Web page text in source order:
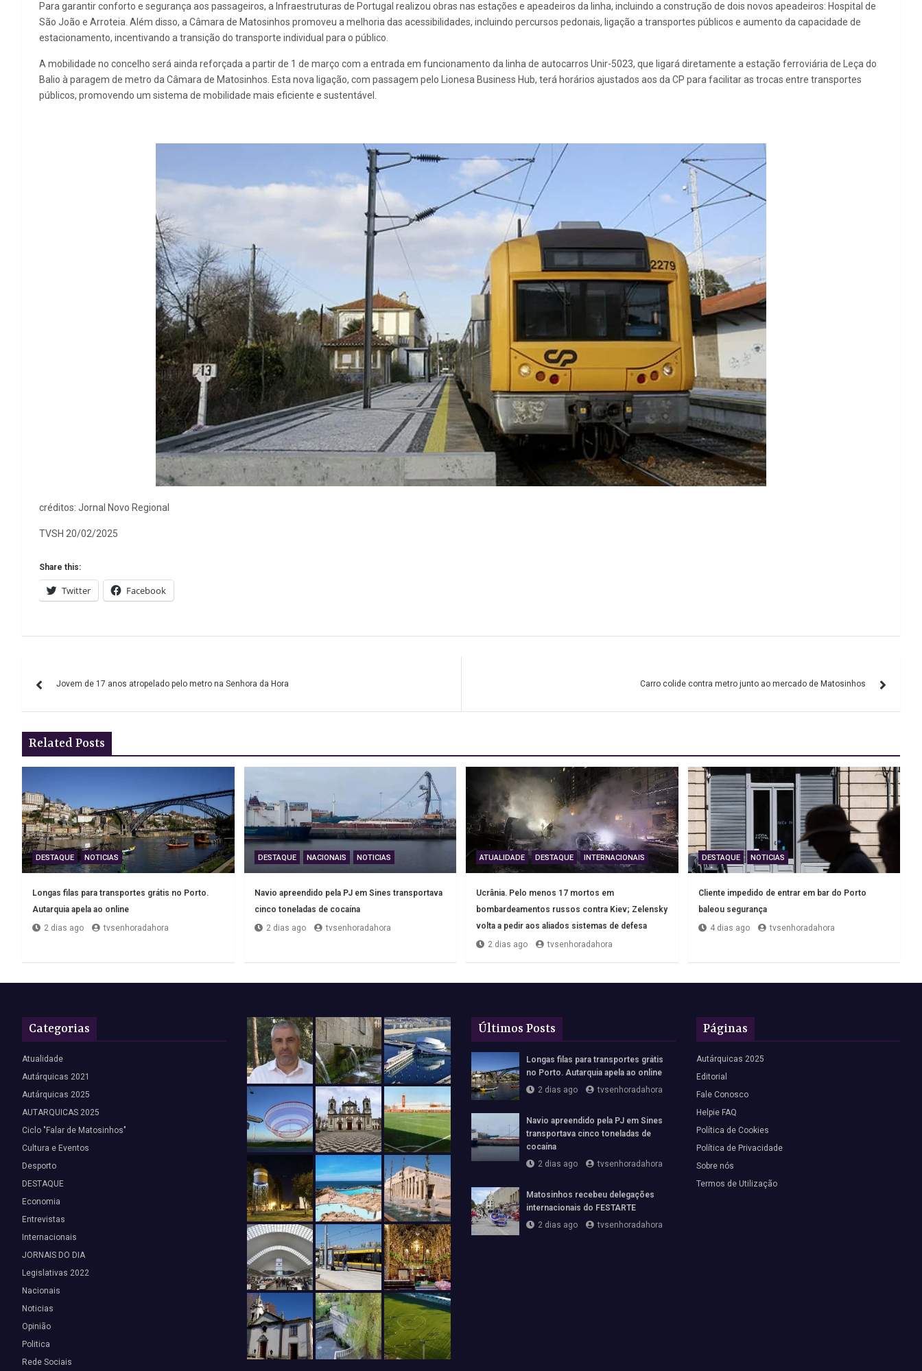
Para garantir conforto e segurança aos passageiros, a Infraestruturas de Portugal realizou obras nas estações e apeadeiros da linha, incluindo a construção de dois novos apeadeiros: Hospital de
São João e Arroteia. Além disso, a Câmara de Matosinhos promoveu a melhoria das acessibilidades, incluindo percursos pedonais, ligação a transportes públicos e aumento da capacidade de
estacionamento, incentivando a transição do transporte individual para o público.
A mobilidade no concelho será ainda reforçada a partir de 1 de março com a entrada em funcionamento da linha de autocarros Unir-5023, que ligará diretamente a estação ferroviária de Leça do
Balio à paragem de metro da Câmara de Matosinhos. Esta nova ligação, com passagem pelo Lionesa Business Hub, terá horários ajustados aos da CP para facilitar as trocas entre transportes
públicos, promovendo um sistema de mobilidade mais eficiente e sustentável.
créditos: Jornal Novo Regional
TVSH 20/02/2025
Share this:
Twitter Facebook
de
artigos
Jovem de 17 anos atropelado pelo metro na Senhora da Hora Carro colide contra metro junto ao mercado de Matosinhos
Related Posts
DESTAQUE NOTICIAS
Longas filas para transportes grátis no Porto.
Autarquia apela ao online
2 dias ago
tvsenhoradahora
DESTAQUE NACIONAIS NOTICIAS
Navio apreendido pela PJ em Sines transportava
cinco toneladas de cocaína
2 dias ago
tvsenhoradahora
ATUALIDADE DESTAQUE INTERNACIONAIS
Ucrânia. Pelo menos 17 mortos em
bombardeamentos russos contra Kiev; Zelensky
volta a pedir aos aliados sistemas de defesa
2 dias ago
tvsenhoradahora
DESTAQUE NOTICIAS
Cliente impedido de entrar em bar do Porto
baleou segurança
4 dias ago
tvsenhoradahora
Categorias
Atualidade
Autárquicas 2021
Autárquicas 2025
AUTARQUICAS 2025
Ciclo "Falar de Matosinhos"
Cultura e Eventos
Desporto
DESTAQUE
Economia
Entrevistas
Internacionais
JORNAIS DO DIA
Legislativas 2022
Nacionais
Noticias
Opinião
Politica
Rede Sociais
Últimos Posts
Longas filas para transportes grátis
no Porto. Autarquia apela ao online
2 dias ago
tvsenhoradahora
Navio apreendido pela PJ em Sines
transportava cinco toneladas de
cocaína
2 dias ago
tvsenhoradahora
Matosinhos recebeu delegações
internacionais do FESTARTE
2 dias ago
tvsenhoradahora
Páginas
Autárquicas 2025
Editorial
Fale Conosco
Helpie FAQ
Política de Cookies
Política de Privacidade
Sobre nós
Termos de Utilização